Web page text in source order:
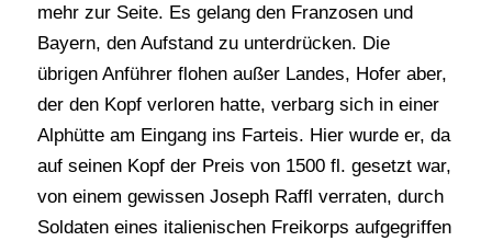
mehr zur Seite. Es gelang den Franzosen und
Bayern, den Aufstand zu unterdrücken. Die
übrigen Anführer flohen außer Landes, Hofer aber,
der den Kopf verloren hatte, verbarg sich in einer
Alphütte am Eingang ins Farteis. Hier wurde er, da
auf seinen Kopf der Preis von 1500 fl. gesetzt war,
von einem gewissen Joseph Raffl verraten, durch
Soldaten eines italienischen Freikorps aufgegriffen